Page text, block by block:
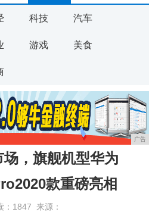
科技 汽车
游戏 美食
广告
，旗舰机型华为
款重磅亮相
：1847 来源：